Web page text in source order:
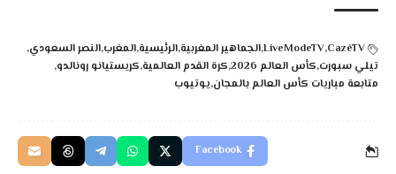
CazéTV
LiveModeTVالجماهير المغربيةالرئيسيةالمغربالنصر السعودي
تيلي سبورتكأس العالم 2026 كرة القدم العالميةكريستيانو رونالدو
متابعة مباريات كأس العالم بالمجانيوتيوب
Facebook